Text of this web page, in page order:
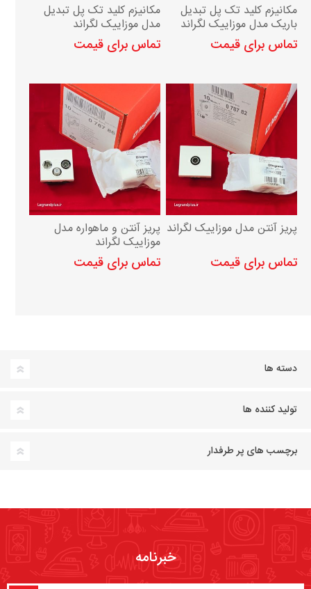
مکانیزم کلید تک پل تبدیل
باریک مدل موزاییک لگراند
تماس برای قیمت
مکانیزم کلید تک پل تبدیل
مدل موزاییک لگراند
تماس برای قیمت
پریز آنتن مدل موزاییک لگراند
تماس برای قیمت
پریز آنتن و ماهواره مدل
موزاییک لگراند
تماس برای قیمت
دسته ها
تولید کننده ها
برچسب های پر طرفدار
خبرنامه